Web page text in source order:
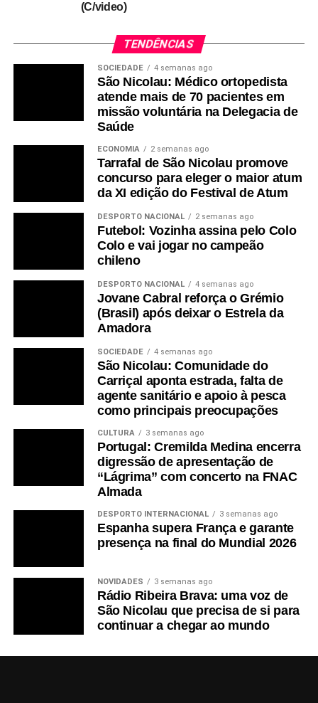
(C/video)
TENDÊNCIAS
SOCIEDADE 4 semanas ago
São Nicolau: Médico ortopedista
atende mais de 70 pacientes em
missão voluntária na Delegacia de
Saúde
ECONOMIA 2 semanas ago
Tarrafal de São Nicolau promove
concurso para eleger o maior atum
da XI edição do Festival de Atum
DESPORTO NACIONAL 2 semanas ago
Futebol: Vozinha assina pelo Colo
Colo e vai jogar no campeão
chileno
DESPORTO NACIONAL 4 semanas ago
Jovane Cabral reforça o Grémio
(Brasil) após deixar o Estrela da
Amadora
SOCIEDADE 4 semanas ago
São Nicolau: Comunidade do
Carriçal aponta estrada, falta de
agente sanitário e apoio à pesca
como principais preocupações
CULTURA 3 semanas ago
Portugal: Cremilda Medina encerra
digressão de apresentação de
“Lágrima” com concerto na FNAC
Almada
DESPORTO INTERNACIONAL 3 semanas ago
Espanha supera França e garante
presença na final do Mundial 2026
NOVIDADES 3 semanas ago
Rádio Ribeira Brava: uma voz de
São Nicolau que precisa de si para
continuar a chegar ao mundo